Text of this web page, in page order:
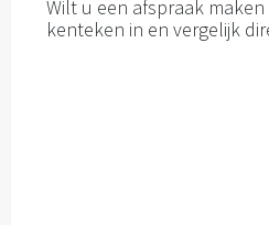
Wilt u een afspraak
kenteken in en vergelijk